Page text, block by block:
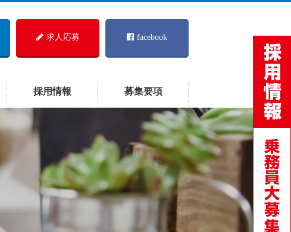
採用情報 募集要項
求人応募 facebook